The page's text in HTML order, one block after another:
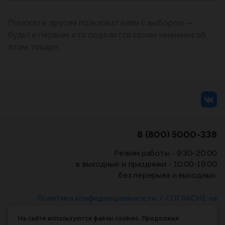
8 (800) 5000-338
Режим работы - 9:30-20:00
в выходные и праздники - 10:00-19:00
без перерыва и выходных.
Политика конфиденциальности / СОГЛАСИЕ на
использовании cookie-файлов
На сайте используются файлы cookies. Продолжая